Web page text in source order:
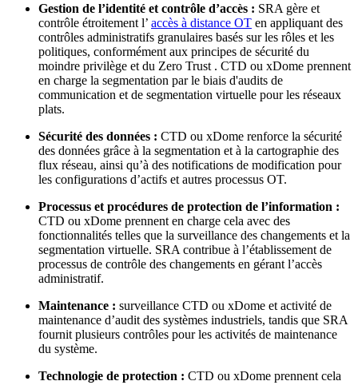
Gestion de l’identité et contrôle d’accès : SRA gère et
contrôle étroitement l’ accès à distance OT en appliquant des
contrôles administratifs granulaires basés sur les rôles et les
politiques, conformément aux principes de sécurité du
moindre privilège et du Zero Trust . CTD ou xDome prennent
en charge la segmentation par le biais d'audits de
communication et de segmentation virtuelle pour les réseaux
plats.
Sécurité des données : CTD ou xDome renforce la sécurité
des données grâce à la segmentation et à la cartographie des
flux réseau, ainsi qu’à des notifications de modification pour
les configurations d’actifs et autres processus OT.
Processus et procédures de protection de l’information :
CTD ou xDome prennent en charge cela avec des
fonctionnalités telles que la surveillance des changements et la
segmentation virtuelle. SRA contribue à l’établissement de
processus de contrôle des changements en gérant l’accès
administratif.
Maintenance : surveillance CTD ou xDome et activité de
maintenance d’audit des systèmes industriels, tandis que SRA
fournit plusieurs contrôles pour les activités de maintenance
du système.
Technologie de protection : CTD ou xDome prennent cela